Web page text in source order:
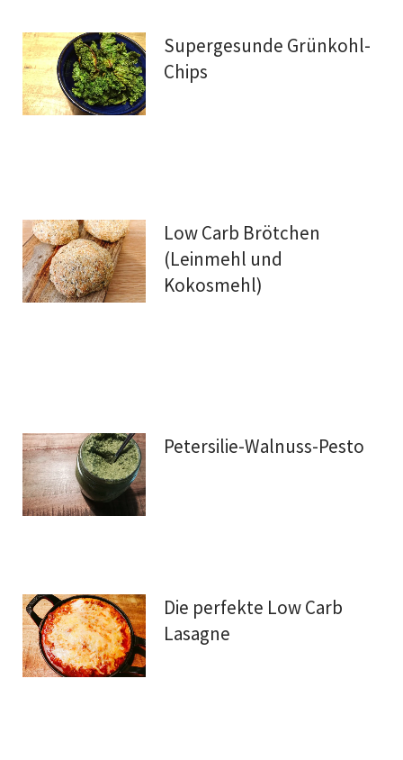
Supergesunde Grünkohl-
Chips
Low Carb Brötchen
(Leinmehl und
Kokosmehl)
Petersilie-Walnuss-Pesto
Die perfekte Low Carb
Lasagne